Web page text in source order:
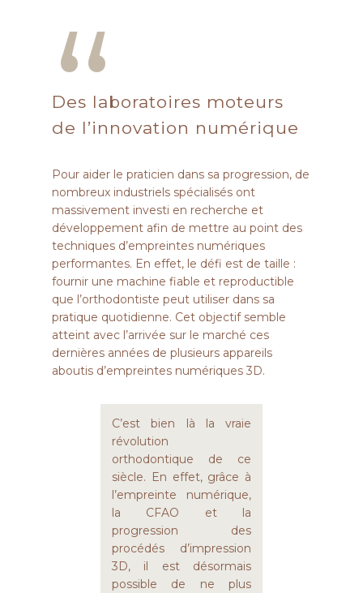
“
Des laboratoires moteurs
de l’innovation numérique
Pour aider le praticien dans sa progression, de
nombreux industriels spécialisés ont
massivement investi en recherche et
développement afin de mettre au point des
techniques d’empreintes numériques
performantes. En effet, le défi est de taille :
fournir une machine fiable et reproductible
que l’orthodontiste peut utiliser dans sa
pratique quotidienne. Cet objectif semble
atteint avec l’arrivée sur le marché ces
dernières années de plusieurs appareils
aboutis d’empreintes numériques 3D.
C’est bien là la vraie
révolution
orthodontique de ce
siècle. En effet, grâce à
l’empreinte numérique,
la CFAO et la
progression des
procédés d’impression
3D, il est désormais
possible de ne plus